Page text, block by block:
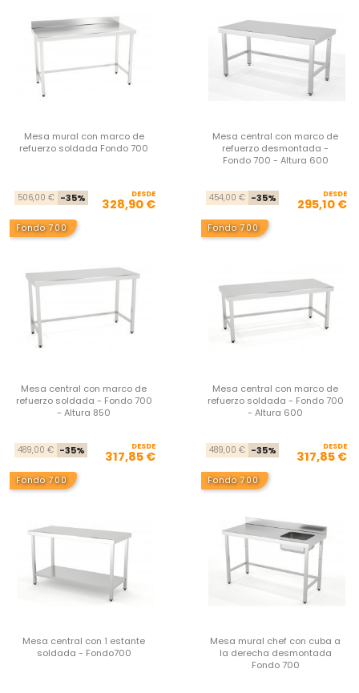
Mesa mural con marco de
refuerzo soldada Fondo 700
Precio base
506,00 € -35% Precio
DESDE
328,90 €
Mesa central con marco de
refuerzo desmontada -
Fondo 700 - Altura 600
454,00 € -35% DESDE
295,10 €
Fondo 700
Mesa central con marco de
refuerzo soldada - Fondo 700
- Altura 850
Precio base
489,00 € -35% Precio
DESDE
317,85 €
Fondo 700
Mesa central con marco de
refuerzo soldada - Fondo 700
- Altura 600
489,00 € -35% DESDE
317,85 €
Fondo 700
Mesa central con 1 estante
soldada - Fondo700
Fondo 700
Mesa mural chef con cuba a
la derecha desmontada
Fondo 700